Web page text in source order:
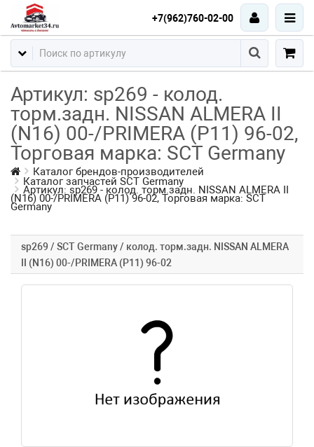
+7(962)760-02-00
Артикул: sp269 - колод.
торм.задн. NISSAN ALMERA II
(N16) 00-/PRIMERA (P11) 96-02,
Торговая марка: SCT Germany
Каталог брендов-производителей
Каталог запчастей SCT Germany
Артикул: sp269 - колод. торм.задн. NISSAN ALMERA II
(N16) 00-/PRIMERA (P11) 96-02, Торговая марка: SCT
Germany
sp269 / SCT Germany / колод. торм.задн. NISSAN ALMERA
II (N16) 00-/PRIMERA (P11) 96-02